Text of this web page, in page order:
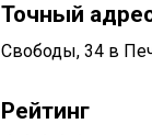
Точный
Свободы, 34 в
Рейтинг